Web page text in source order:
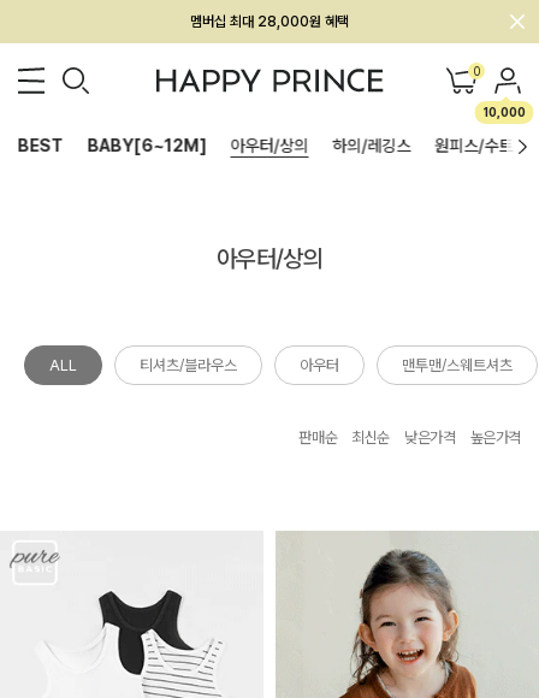
멤버십 최대 28,000원 혜택
0
10,000
BEST BABY[6~12M] 아우터/상의 하의/레깅스 원피스/수트
아우터/상의
ALL 티셔츠/블라우스 아우터 맨투맨/스웨트셔츠
판매순 최신순 낮은가격 높은가격